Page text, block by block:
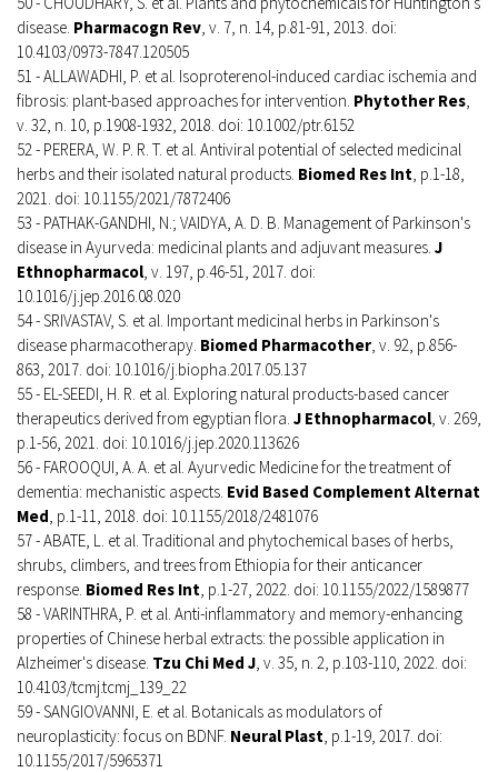
disease. Pharmacogn Rev , v. 7, n. 14, p.81-91, 2013. doi:
10.4103/0973-7847.120505
51 - ALLAWADHI, P. et al. Isoproterenol-induced cardiac ischemia and
fibrosis: plant-based approaches for intervention. Phytother Res
v. 32, n. 10, p.1908-1932, 2018. doi: 10.1002/ptr.6152
52 - PERERA, W. P. R. T. et al. Antiviral potential of selected medicinal
herbs and their isolated natural products. Biomed Res Int , p.1-18,
2021. doi: 10.1155/2021/7872406
53 - PATHAK-GANDHI, N.; VAIDYA, A. D. B. Management of Parkinson's
disease in Ayurveda: medicinal plants and adjuvant measures. J
Ethnopharmacol , v. 197, p.46-51, 2017. doi:
10.1016/j.jep.2016.08.020
54 - SRIVASTAV, S. et al. Important medicinal herbs in Parkinson's
disease pharmacotherapy. Biomed Pharmacother , v. 92, p.856-
863, 2017. doi: 10.1016/j.biopha.2017.05.137
55 - EL-SEEDI, H. R. et al. Exploring natural products-based cancer
therapeutics derived from egyptian flora. J Ethnopharmacol , v. 269,
p.1-56, 2021. doi: 10.1016/j.jep.2020.113626
56 - FAROOQUI, A. A. et al. Ayurvedic Medicine for the treatment of
dementia: mechanistic aspects. Evid Based Complement Alternat
Med , p.1-11, 2018. doi: 10.1155/2018/2481076
57 - ABATE, L. et al. Traditional and phytochemical bases of herbs,
shrubs, climbers, and trees from Ethiopia for their anticancer
response. Biomed Res Int , p.1-27, 2022. doi: 10.1155/2022/1589877
58 - VARINTHRA, P. et al. Anti-inflammatory and memory-enhancing
properties of Chinese herbal extracts: the possible application in
Alzheimer's disease. Tzu Chi Med J , v. 35, n. 2, p.103-110, 2022. doi:
10.4103/tcmj.tcmj_139_22
59 - SANGIOVANNI, E. et al. Botanicals as modulators of
neuroplasticity: focus on BDNF. Neural Plast , p.1-19, 2017. doi:
10.1155/2017/5965371